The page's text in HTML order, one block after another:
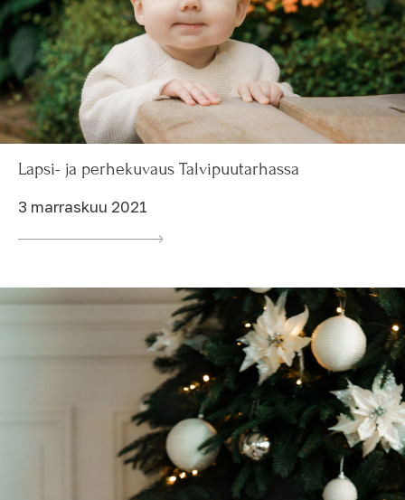
Lapsi- ja perhekuvaus Talvipuutarhassa
3 marraskuu 2021